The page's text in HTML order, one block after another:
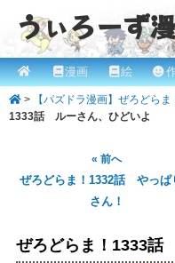
うぃろーず
ROBINとかっぱの
メ
イ
ン
メ
イ
コ
テ
漫画 絵
> 【パズドラ漫画】ぜろどらま
1333話 ルーさん、ひどいよ
« 前へ
ぜろどらま！1332話 やっぱ
さん！
ぜろどらま！1333話